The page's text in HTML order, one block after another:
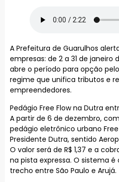
A Prefeitura de Guarulhos
empresas: de 2 a 31 de janeiro
abre o período para opção
regime que unifica tributos e
empreendedores.
Pedágio Free Flow na Dutra
A partir de 6 de dezembro,
pedágio eletrônico urbano Free
Presidente Dutra, sentido
O valor será de R$ 1,37 e a
na pista expressa. O sistema é
trecho entre São Paulo e Arujá.